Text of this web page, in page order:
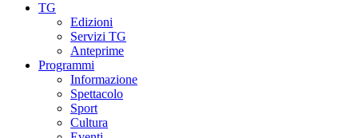
TG
Edizioni
Servizi TG
Anteprime
Programmi
Informazione
Spettacolo
Sport
Cultura